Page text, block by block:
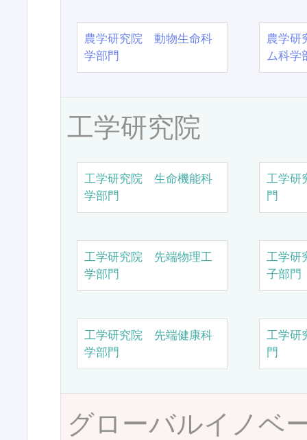
農学研究院 動物生命科
学部門
農学
ム科学
工学研究院
工学研究院 生命機能科
学部門
工学研
門
工学研究院 先端物理工
学部門
工学研
子部門
工学研究院 先端健康科
学部門
工学研
門
グローバルイノベ